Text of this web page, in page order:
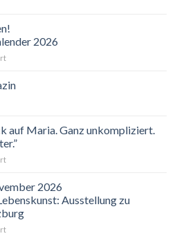
2026
für
sind
auf Maria. Ganz unkompliziert.
für
hilft
Blick
auf
Maria.
2026
Ausstellung zu
für